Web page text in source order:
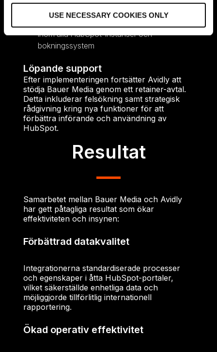
USE NECESSARY COOKIES ONLY
datainmatningar
inom alla HubSpot-instanser och
bokningssystem
Löpande support
Efter implementeringen fortsätter Avidly att
stödja Bauer Media genom ett retainer-avtal.
Detta inkluderar felsökning samt strategisk
rådgivning kring nya funktioner för att
förbättra införande och användning av
HubSpot.
Resultat
Samarbetet mellan Bauer Media och Avidly
har gett påtagliga resultat som ökar
effektiviteten och insynen:
Förbättrad datakvalitet
Integrationerna standardiserade processer
och egenskaper i åtta HubSpot-portaler,
vilket säkerställde enhetliga data och
möjliggjorde tillförlitlig internationell
rapportering.
Ökad operativ effektivitet